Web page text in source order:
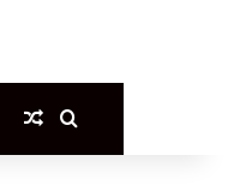
Article Aléatoire